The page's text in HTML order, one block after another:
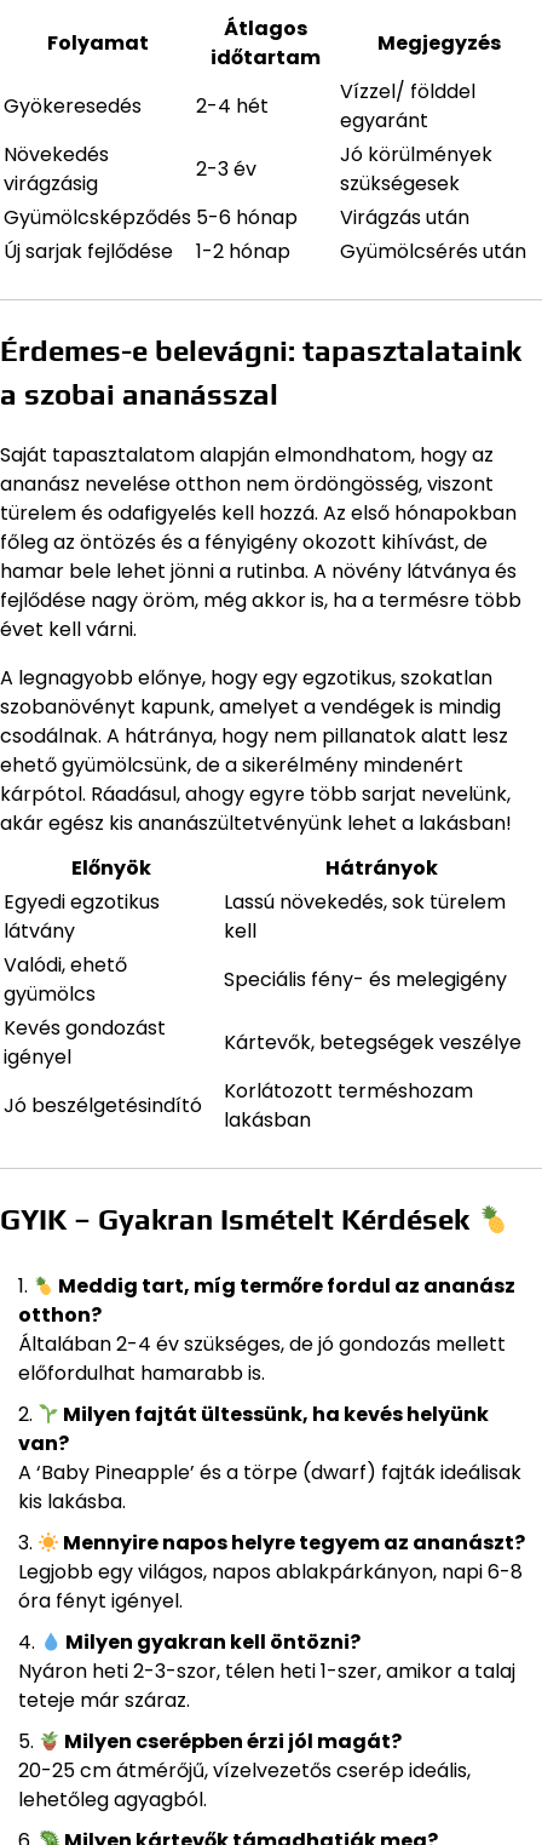
Folyamat
Átlagos
időtartam
Megjegyzés
Gyökeresedés 2-4 hét
Vízzel/ földdel
egyaránt
Növekedés
virágzásig
2-3 év
Jó körülmények
szükségesek
Gyümölcsképződés 5-6 hónap
Virágzás után
Új sarjak fejlődése
1-2 hónap Gyümölcsérés után
Érdemes-e belevágni: tapasztalataink
a szobai ananásszal
Saját tapasztalatom alapján elmondhatom, hogy az
ananász nevelése otthon nem ördöngösség, viszont
türelem és odafigyelés kell hozzá. Az első hónapokban
főleg az öntözés és a fényigény okozott kihívást, de
hamar bele lehet jönni a rutinba. A növény látványa és
fejlődése nagy öröm, még akkor is, ha a termésre több
évet kell várni.
A legnagyobb előnye, hogy egy egzotikus, szokatlan
szobanövényt kapunk, amelyet a vendégek is mindig
csodálnak. A hátránya, hogy nem pillanatok alatt lesz
ehető gyümölcsünk, de a sikerélmény mindenért
kárpótol. Ráadásul, ahogy egyre több sarjat nevelünk,
akár egész kis ananászültetvényünk lehet a lakásban!
Előnyök
Hátrányok
Egyedi egzotikus
látvány
Lassú növekedés, sok türelem
kell
Valódi, ehető
gyümölcs
Speciális fény- és melegigény
Kevés gondozást
igényel
Kártevők, betegségek veszélye
Jó beszélgetésindító
Korlátozott terméshozam
lakásban
GYIK – Gyakran Ismételt Kérdések
Meddig tart, míg termőre fordul az ananász
otthon?
Általában 2-4 év szükséges, de jó gondozás mellett
előfordulhat hamarabb is.
Milyen fajtát ültessünk, ha kevés helyünk
van?
A ‘Baby Pineapple’ és a törpe (dwarf) fajták ideálisak
kis lakásba.
Mennyire napos helyre tegyem az ananászt?
Legjobb egy világos, napos ablakpárkányon, napi 6-8
óra fényt igényel.
Milyen gyakran kell öntözni?
Nyáron heti 2-3-szor, télen heti 1-szer, amikor a talaj
teteje már száraz.
Milyen cserépben érzi jól magát?
20-25 cm átmérőjű, vízelvezetős cserép ideális,
lehetőleg agyagból.